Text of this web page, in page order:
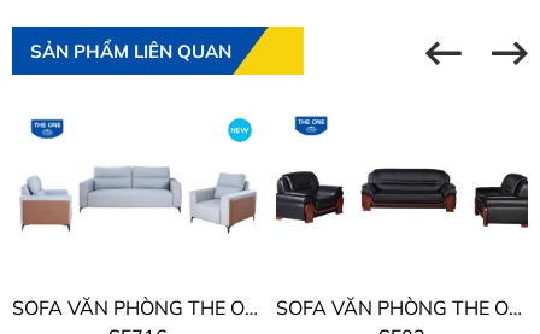
SẢN PHẨM LIÊN QUAN
SOFA VĂN PHÒNG THE ONE
SOFA VĂN PHÒNG THE ONE